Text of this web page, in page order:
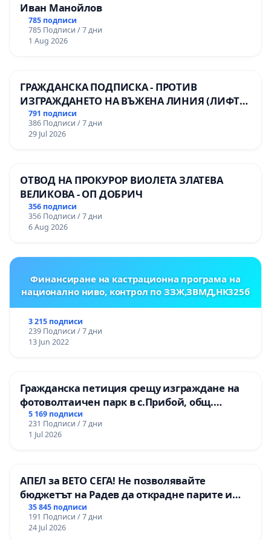
Иван Манойлов
785 подписи
785 Подписи / 7 дни
1 Aug 2026
ГРАЖДАНСКА ПОДПИСКА - ПРОТИВ
ИЗГРАЖДАНЕТО НА ВЪЖЕНА ЛИНИЯ (ЛИФТ)
НА ТЕРИТОРИЯТА НА ПРИРОДНА
ЗАБЕЛЕЖИТЕЛНОСТ „ХЪЛМ НА
ОСВОБОДИТЕЛИТЕ“ (БУНАРДЖИК)
791 подписи
386 Подписи / 7 дни
29 Jul 2026
ОТВОД НА ПРОКУРОР ВИОЛЕТА ЗЛАТЕВА
ВЕЛИКОВА - ОП ДОБРИЧ
356 подписи
356 Подписи / 7 дни
6 Aug 2026
Финансиране на кастрационна програма на
национално ниво, контрол по ЗЗЖ,ЗВМД,НК325б
3 215 подписи
239 Подписи / 7 дни
13 Jun 2022
Гражданска петиция срещу изграждане на
фотоволтаичен парк в с.Прибой, общ.
Радомир
5 169 подписи
231 Подписи / 7 дни
1 Jul 2026
АПЕЛ за ВЕТО СЕГА! Не позволявайте
бюджетът на Радев да открадне парите и
правата ни в тъмното
35 845 подписи
191 Подписи / 7 дни
24 Jul 2026